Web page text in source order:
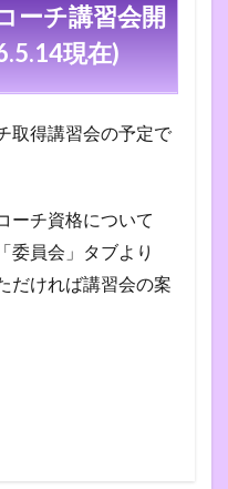
ーチ講習会開
現在)
取得講習会の予定で
ーチ資格について
委員会」タブより
だければ講習会の案